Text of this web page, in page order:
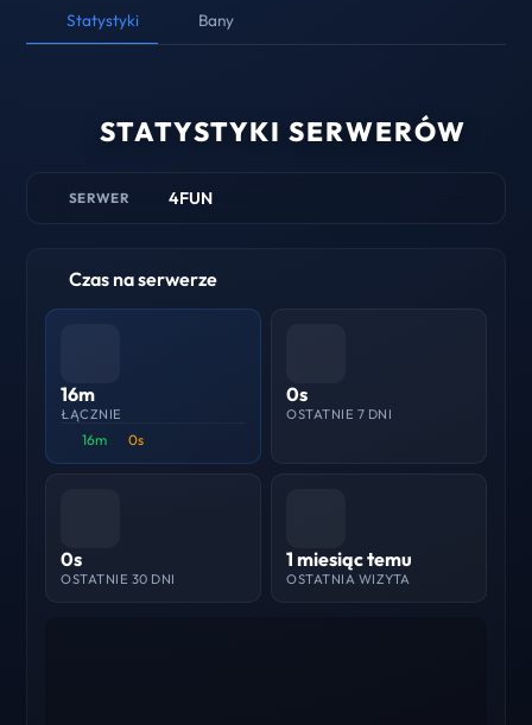
Statystyki Bany
STATYSTYKI SERWERÓW
SERWER 4FUN
Czas na serwerze
16m
ŁĄCZNIE
16m 0s
0s
OSTATNIE 7 DNI
0s
OSTATNIE 30 DNI
1 miesiąc temu
OSTATNIA WIZYTA